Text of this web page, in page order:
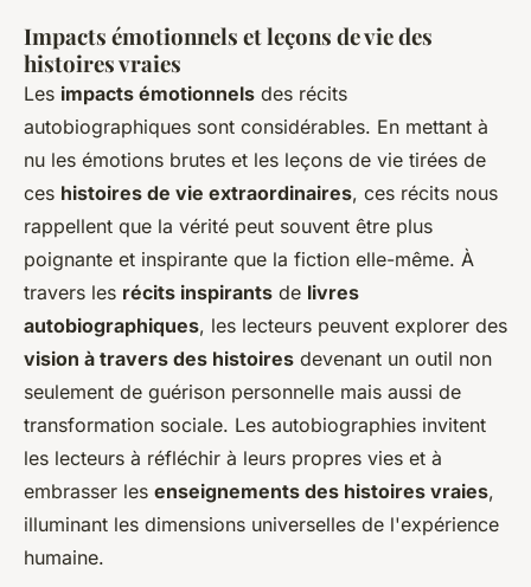
Impacts émotionnels et leçons de vie des
histoires vraies
Les impacts émotionnels des récits
autobiographiques sont considérables. En mettant à
nu les émotions brutes et les leçons de vie tirées de
ces histoires de vie extraordinaires, ces récits nous
rappellent que la vérité peut souvent être plus
poignante et inspirante que la fiction elle-même. À
travers les récits inspirants de livres
autobiographiques, les lecteurs peuvent explorer des
vision à travers des histoires devenant un outil non
seulement de guérison personnelle mais aussi de
transformation sociale. Les autobiographies invitent
les lecteurs à réfléchir à leurs propres vies et à
embrasser les enseignements des histoires vraies,
illuminant les dimensions universelles de l'expérience
humaine.